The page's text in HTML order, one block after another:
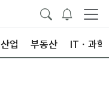
산업 부동산 ITㆍ과학